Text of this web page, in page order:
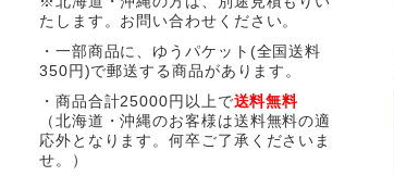
たします。お問い合わせください。
・一部商品に、ゆうパケット(全国送料
350円)で郵送する商品があります。
・商品合計25000円以上で送料無料
（北海道・沖縄のお客様は送料無料の適
応外となります。何卒ご了承くださいま
せ。）